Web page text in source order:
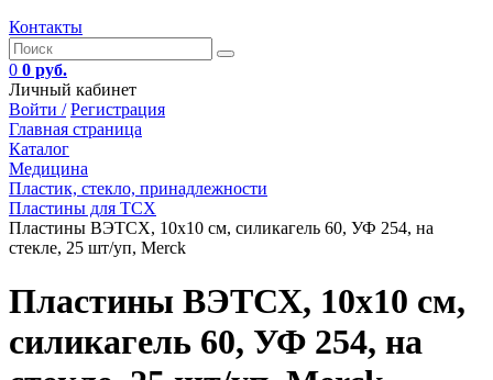
Контакты
0 0 руб.
Личный кабинет
Войти / Регистрация
Главная страница
Каталог
Медицина
Пластик, стекло, принадлежности
Пластины для ТСХ
Пластины ВЭТСХ, 10х10 см, силикагель 60, УФ 254, на
стекле, 25 шт/уп, Merck
Пластины ВЭТСХ, 10х10 см,
силикагель 60, УФ 254, на